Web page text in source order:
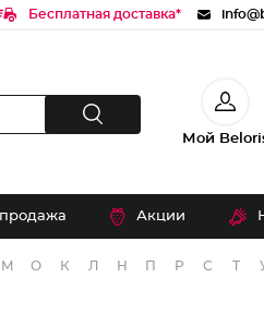
Бесплатная доставка*
Мой
Акции
М О К Л Н П Р С Т